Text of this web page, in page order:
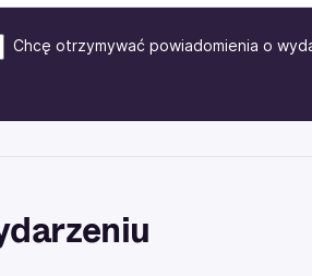
Chcę otrzymywać powiadomienia o